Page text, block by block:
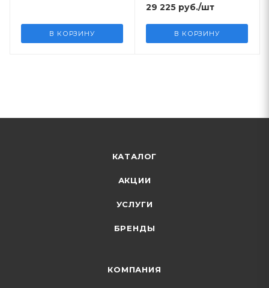
В КОРЗИНУ
29 225 руб./шт
В КОРЗИНУ
КАТАЛОГ
АКЦИИ
УСЛУГИ
БРЕНДЫ
КОМПАНИЯ